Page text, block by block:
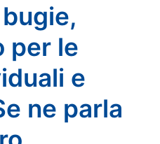
per le
e
ne parla